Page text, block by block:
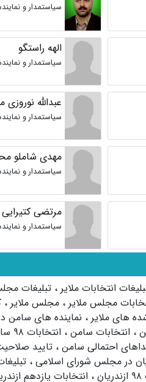
سیاستمدار و
الهه راستگو
سیاستمدار و
عبدالله
سیاستمدار و
مهدی شاملو
سیاستمدار و
مرتضی کتیرایی
سیاستمدار و
انتخابات ملایر ، تبلیغات
مجلس ملایر ، مجلس ملایر ،
های ملایر ، نماینده های سامن
، انتخابات سامن ، انتخابات ۹۸ سامن
احتمالی سامن ، تایید
در مجلس شورای اسلامی ،
، انتخابات یازدهم